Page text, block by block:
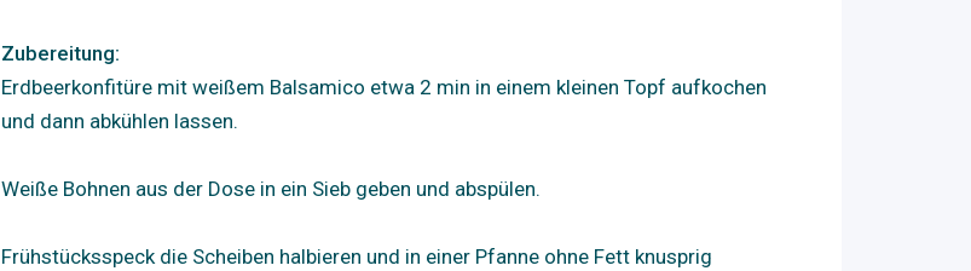
Zubereitung:
Erdbeerkonfitüre mit weißem Balsamico etwa 2 min in einem kleinen Topf aufkochen
und dann abkühlen lassen.
Weiße Bohnen aus der Dose in ein Sieb geben und abspülen.
Frühstücksspeck die Scheiben halbieren und in einer Pfanne ohne Fett knusprig